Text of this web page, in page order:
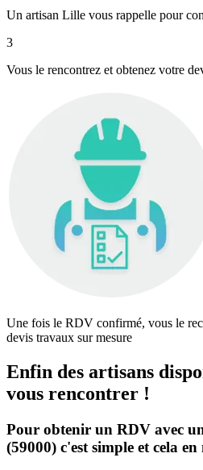
Un artisan Lille vous rappelle pour
3
Vous le rencontrez et obtenez votre
Une fois le RDV confirmé, vous le
devis travaux sur mesure
Enfin des artisans
vous rencontrer !
Pour obtenir un RDV avec
(59000) c'est simple et cela